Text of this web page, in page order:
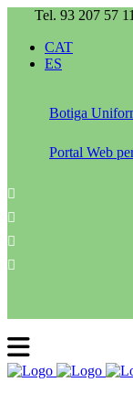
Tel. 93 207 57 11
CAT
ES
Botiga
Portal Web